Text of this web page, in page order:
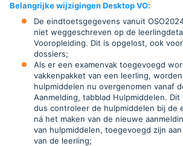
Belangrijke wijzigingen Desktop VO:
De eindtoetsgegevens vanuit
niet weggeschreven op de
Vooropleiding. Dit is opgelost, ook
dossiers;
Als er een examenvak toegevoegd
vakkenpakket van een leerling,
hulpmiddelen nu overgenomen vanaf
Aanmelding, tabblad Hulpmiddelen.
dus controleer de hulpmiddelen bij de
ná het maken van de nieuwe
van hulpmiddelen, toegevoegd zijn
van de leerling;